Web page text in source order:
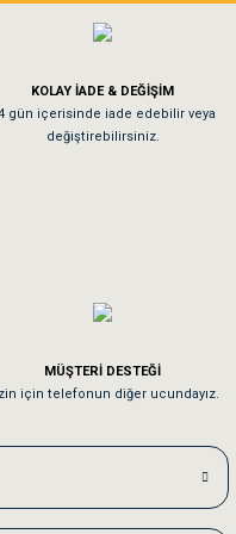
bayıldım
olması iyi.
ulaştı. Jack russell köpeğim
KOLAY İADE & DEĞİŞİM
gün içerisinde iade edebilir veya
değiştirebilirsiniz.
MÜŞTERİ DESTEĞİ
için telefonun diğer ucundayız.